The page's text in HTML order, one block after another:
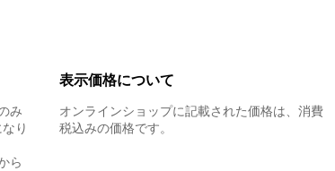
み
り
ら
表示価格について
オンラインショップに記載された価格は、消費
税込みの価格です。